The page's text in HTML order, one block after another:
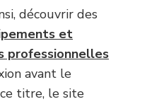
découvrir des
et
professionnelles
avant le
titre, le site